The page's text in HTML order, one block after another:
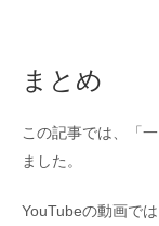
まとめ
この記事では、「
ました。
YouTubeの動画で